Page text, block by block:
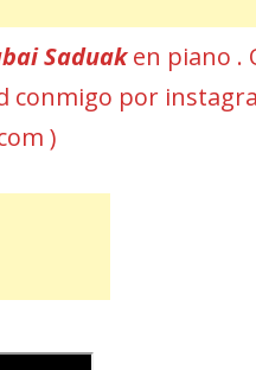
Saduaken piano .
conmigo por
)